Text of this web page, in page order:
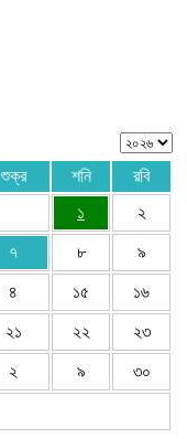
শুক্র শনি
রবি
১
২
৭ ৮ ৯
৪ ১৫ ১৬
২১ ২২ ২৩
২ ৯ ৩০